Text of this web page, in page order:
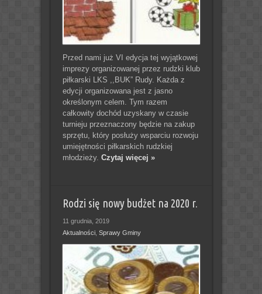
Przed nami już VI edycja tej wyjątkowej
imprezy organizowanej przez rudzki klub
piłkarski LKS ,,BUK” Rudy. Każda z
edycji organizowana jest z jasno
określonym celem. Tym razem
całkowity dochód uzyskany w czasie
turnieju przeznaczony będzie na zakup
sprzętu, który posłuży wsparciu rozwoju
umiejętności piłkarskich rudzkiej
młodzieży. Czytaj więcej »
Rodzi się nowy budżet na 2020 r.
11 grudnia, 2019
Aktualności, Sprawy Gminy